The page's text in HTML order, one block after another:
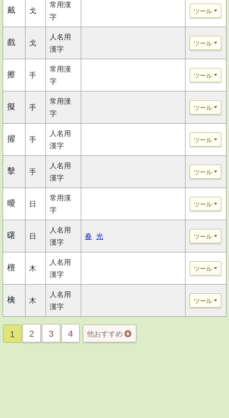
戴 戈
常用漢
字
ツール
戲 戈
人名用
漢字
ツール
擦 手
常用漢
字
ツール
擬 手
常用漢
字
ツール
擢 手
人名用
漢字
ツール
擊 手
人名用
漢字
ツール
曖 日
常用漢
字
ツール
曙 日
人名用
漢字
春 光 ツール
檀 木
人名用
漢字
ツール
檎 木
人名用
漢字
ツール
1 2 3 4 他おすすめ